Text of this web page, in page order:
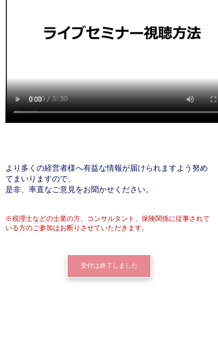
より多くの経営者様へ有益な情報が届けられますよう努め
てまいりますので、
是非、率直なご意見をお聞かせください。
※税理士などの士業の方、コンサルタント、保険関係に従事されて
いる方のご参加はお断りさせていただきます。
受付は終了しました